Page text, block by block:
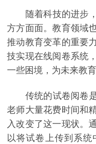
随着科技的进步，
方方面面。教育领域
推动教育变革的重要
技实现在线阅卷系统
一些困境，为未来教
传统的试卷阅卷是
老师大量花费时间和
入改变了这一现状。
以将试卷上传到系